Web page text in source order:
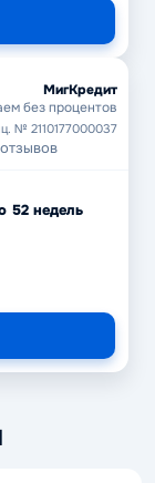
МигКредит
без процентов
№ 2110177000037
52 недель